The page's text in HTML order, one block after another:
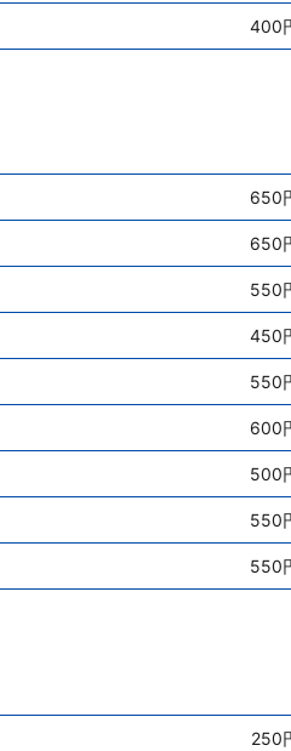
400
650
650
550
450
550
600
500
550
550
250